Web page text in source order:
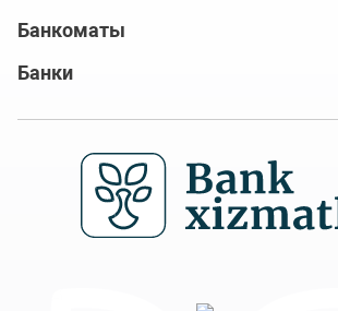
Банкоматы
Банки